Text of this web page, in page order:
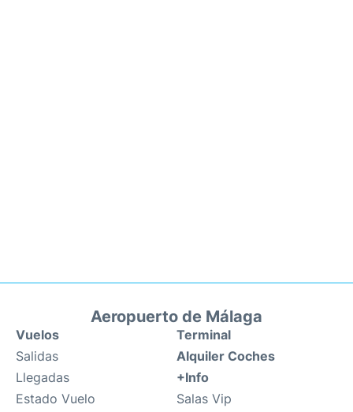
Aeropuerto de Málaga
Vuelos
Salidas
Llegadas
Estado Vuelo
Terminal
Alquiler Coches
+Info
Salas Vip